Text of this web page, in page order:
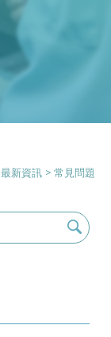
最新資訊 > 常見問題